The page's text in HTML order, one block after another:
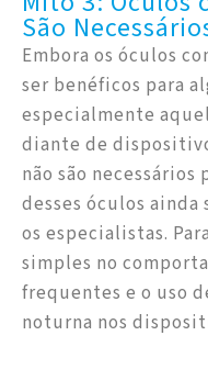
São
Embora os óculos
ser benéficos para
especialmente
diante de
não são necessários
desses óculos
os especialistas.
simples no
frequentes e o uso
noturna nos